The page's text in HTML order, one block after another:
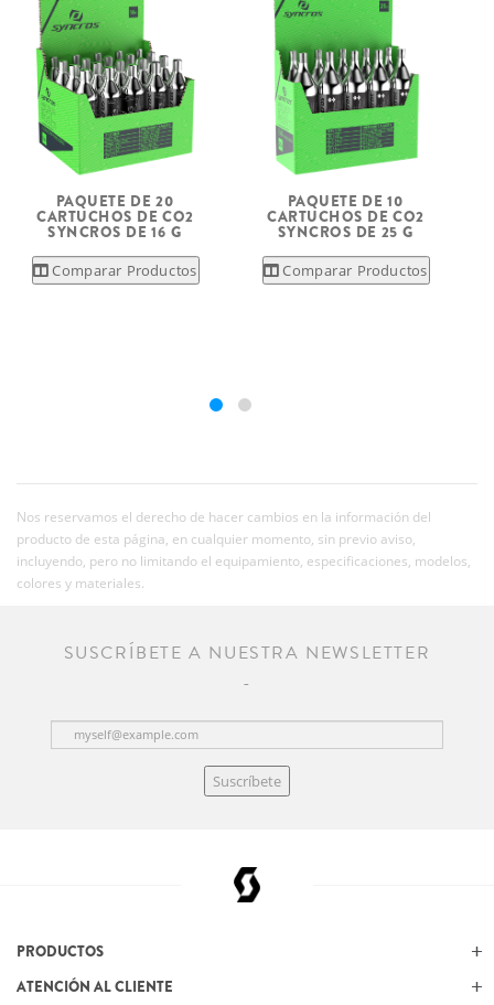
PAQUETE DE 20
CARTUCHOS DE CO2
SYNCROS DE 16 G
Comparar Productos
PAQUETE DE 10
CARTUCHOS DE CO2
SYNCROS DE 25 G
Comparar Productos
Nos reservamos el derecho de hacer cambios en la información del
producto de esta página, en cualquier momento, sin previo aviso,
incluyendo, pero no limitando el equipamiento, especificaciones, modelos,
colores y materiales.
SUSCRÍBETE A NUESTRA NEWSLETTER
Suscríbete
PRODUCTOS
ATENCIÓN AL CLIENTE